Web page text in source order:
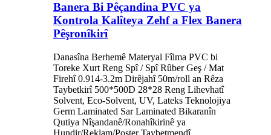
Banera Bi Pêçandina PVC ya
Kontrola Kalîteya Zehf a Flex Banera
Pêşronîkirî
Danasîna Berhemê Materyal Fîlma PVC bi
Toreke Xurt Reng Spî / Spî Rûber Geş / Mat
Firehî 0.914-3.2m Dirêjahî 50m/roll an Rêza
Taybetkirî 500*500D 28*28 Reng Lihevhatî
Solvent, Eco-Solvent, UV, Lateks Teknolojiya
Germ Laminated Sar Laminated Bikaranîn
Qutiya Nîşandanê/Ronahîkirinê ya